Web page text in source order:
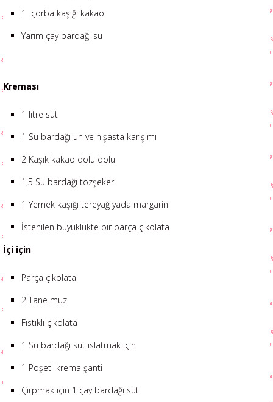
1 çorba kaşığı kakao
Yarım çay bardağı su
Kreması
1 litre süt
1 Su bardağı un ve nişasta karışımı
2 Kaşık kakao dolu dolu
1,5 Su bardağı tozşeker
1 Yemek kaşığı tereyağ yada margarin
İstenilen büyüklükte bir parça çikolata
İçi için
Parça çikolata
2 Tane muz
Fıstıklı çikolata
1 Su bardağı süt ıslatmak için
1 Poşet krema şanti
Çırpmak için 1 çay bardağı süt